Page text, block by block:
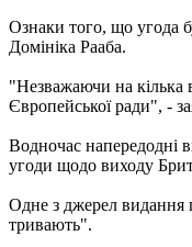
Ознаки того, що угода
Домініка Рааба.
"Незважаючи на кілька
Європейської ради", -
Водночас напередодні
угоди щодо виходу
Одне з джерел видання
тривають".